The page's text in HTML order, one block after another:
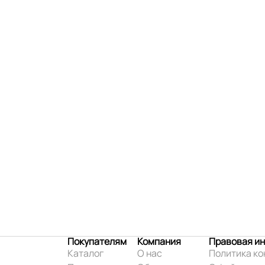
Покупателям
Каталог
Компания
О нас
Правовая
Политика